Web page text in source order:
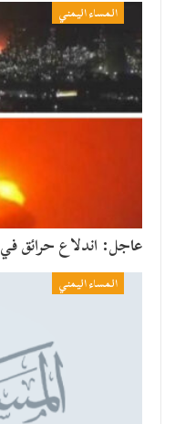
المساء اليمني
عاجل: اندلاع حرائق في
المساء اليمني